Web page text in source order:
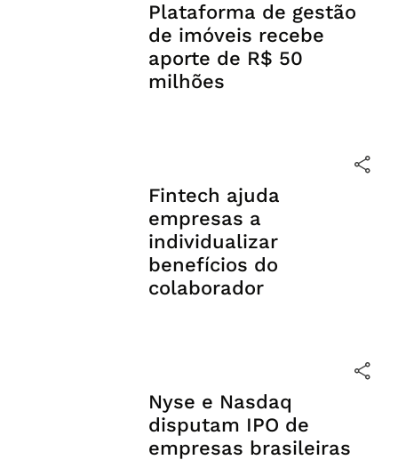
Plataforma de gestão
de imóveis recebe
aporte de R$ 50
milhões
Fintech ajuda
empresas a
individualizar
benefícios do
colaborador
Nyse e Nasdaq
disputam IPO de
empresas brasileiras